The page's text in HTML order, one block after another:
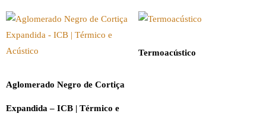
Aglomerado Negro de Cortiça
Expandida – ICB | Térmico e
Termoacústico